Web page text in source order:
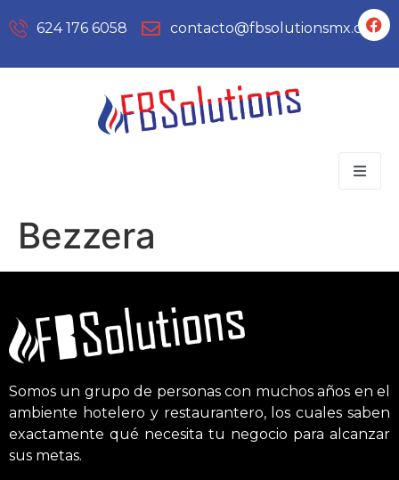
624 176 6058 contacto@fbsolutionsmx.com
Bezzera
Somos un grupo de personas con muchos años en el
ambiente hotelero y restaurantero, los cuales saben
exactamente qué necesita tu negocio para alcanzar
sus metas.